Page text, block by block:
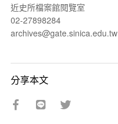
近史所檔案館閱覽室
02-27898284
archives@gate.sinica.edu.tw
分享本文